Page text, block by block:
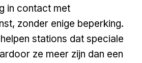
in contact met
zonder enige beperking.
stations dat speciale
ze meer zijn dan een